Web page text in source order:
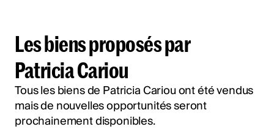
Les biens proposés par
Patricia Cariou
Tous les biens de Patricia Cariou ont été vendus
mais de nouvelles opportunités seront
prochainement disponibles.